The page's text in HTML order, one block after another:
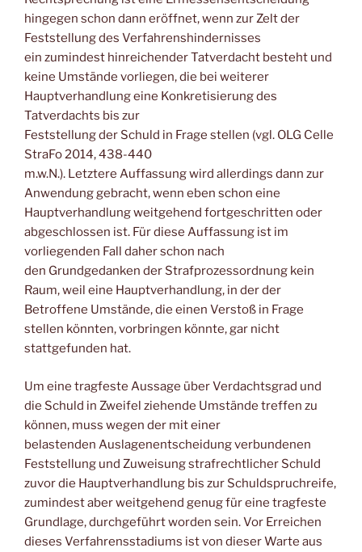
hingegen schon dann eröffnet, wenn zur Zelt der
Feststellung des Verfahrenshindernisses
ein zumindest hinreichender Tatverdacht besteht und
keine Umstände vorliegen, die bei weiterer
Hauptverhandlung eine Konkretisierung des
Tatverdachts bis zur
Feststellung der Schuld in Frage stellen (vgl. OLG Celle
StraFo 2014, 438-440
m.w.N.). Letztere Auffassung wird allerdings dann zur
Anwendung gebracht, wenn eben schon eine
Hauptverhandlung weitgehend fortgeschritten oder
abgeschlossen ist. Für diese Auffassung ist im
vorliegenden Fall daher schon nach
den Grundgedanken der Strafprozessordnung kein
Raum, weil eine Hauptverhandlung, in der der
Betroffene Umstände, die einen Verstoß in Frage
stellen könnten, vorbringen könnte, gar nicht
stattgefunden hat.
Um eine tragfeste Aussage über Verdachtsgrad und
die Schuld in Zweifel ziehende Umstände treffen zu
können, muss wegen der mit einer
belastenden Auslagenentscheidung verbundenen
Feststellung und Zuweisung strafrechtlicher Schuld
zuvor die Hauptverhandlung bis zur Schuldspruchreife,
zumindest aber weitgehend genug für eine tragfeste
Grundlage, durchgeführt worden sein. Vor Erreichen
dieses Verfahrensstadiums ist von dieser Warte aus